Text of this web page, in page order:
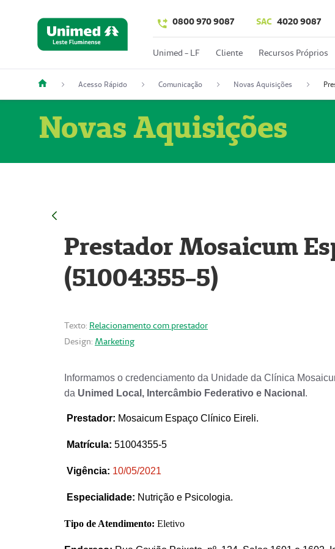
0800 970 9087 SAC 4020 9087
Unimed - LF Cliente Recursos Próprios
Acesso Rápido Comunicação Novas Aquisições
Novas Aquisições
Prestador Mosaicum
(51004355-5)
Texto: Relacionamento com prestador
Design: Marketing
Informamos o credenciamento da Unidade da Clínica
da Unimed Local, Intercâmbio Federativo e Nacional .
Prestador: Mosaicum Espaço Clínico Eireli.
Matrícula: 51004355-5
Vigência: 10/05/2021
Especialidade: Nutrição e Psicologia.
Tipo de Atendimento: Eletivo